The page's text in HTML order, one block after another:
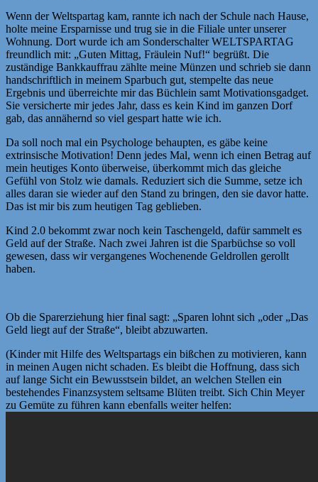
Wenn der Weltspartag kam, rannte ich nach der Schule nach Hause,
holte meine Ersparnisse und trug sie in die Filiale unter unserer
Wohnung. Dort wurde ich am Sonderschalter WELTSPARTAG
freundlich mit: „Guten Mittag, Fräulein Nuf!“ begrüßt. Die
zuständige Bankkauffrau zählte meine Münzen und schrieb sie dann
handschriftlich in meinem Sparbuch gut, stempelte das neue
Ergebnis und überreichte mir das Büchlein samt Motivationsgadget.
Sie versicherte mir jedes Jahr, dass es kein Kind im ganzen Dorf
gab, das annähernd so viel gespart hatte wie ich.
Da soll noch mal ein Psychologe behaupten, es gäbe keine
extrinsische Motivation! Denn jedes Mal, wenn ich einen Betrag auf
mein heutiges Konto überweise, überkommt mich das gleiche
Gefühl von Stolz wie damals. Reduziert sich die Summe, setze ich
alles daran sie wieder auf den Stand zu bringen, den sie davor hatte.
Das ist mir bis zum heutigen Tag geblieben.
Kind 2.0 bekommt zwar noch kein Taschengeld, dafür sammelt es
Geld auf der Straße. Nach zwei Jahren ist die Sparbüchse so voll
gewesen, dass wir vergangenes Wochenende Geldrollen gerollt
haben.
Ob die Sparerziehung hier final sagt: „Sparen lohnt sich „oder „Das
Geld liegt auf der Straße“, bleibt abzuwarten.
(Kinder mit Hilfe des Weltspartags ein bißchen zu motivieren, kann
in meinen Augen nicht schaden. Es bleibt die Hoffnung, dass sich
auf lange Sicht ein Bewusstsein bildet, an welchen Stellen ein
bestehendes Finanzsystem seltsame Blüten treibt. Sich Chin Meyer
zu Gemüte zu führen kann ebenfalls weiter helfen: